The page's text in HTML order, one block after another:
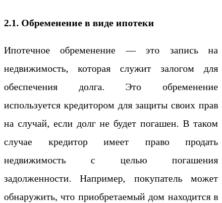
2.1. Обременение в виде ипотеки
Ипотечное обременение — это запись на
недвижимость, которая служит залогом для
обеспечения долга. Это обременение
используется кредитором для защиты своих прав
на случай, если долг не будет погашен. В таком
случае кредитор имеет право продать
недвижимость с целью погашения
задолженности. Например, покупатель может
обнаружить, что приобретаемый дом находится в